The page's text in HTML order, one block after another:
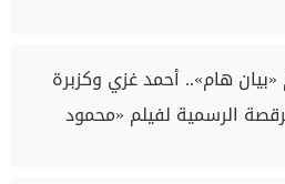
هام».. أحمد غزي وكزبرة
الرسمية لفيلم «محمود